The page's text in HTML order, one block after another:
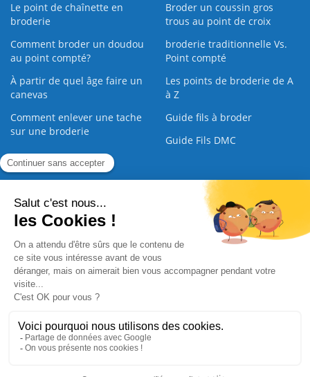
Le point de chaînette en
broderie
Broder un coussin gros
trous au point de croix
Comment broder un doudou
au point compté?
broderie traditionnelle Vs.
Point compté
À partir de quel âge faire un
canevas
Les points de broderie de A
à Z
Comment enlever une tache
sur une broderie
Guide fils à broder
Guide Fils DMC
Guide de la Broderie
Commande Papier Qui sommes nous Nous contacter |
Paiement sécurisé
2008 - 2026 © CreaMagic. ALL Rights Reserved.